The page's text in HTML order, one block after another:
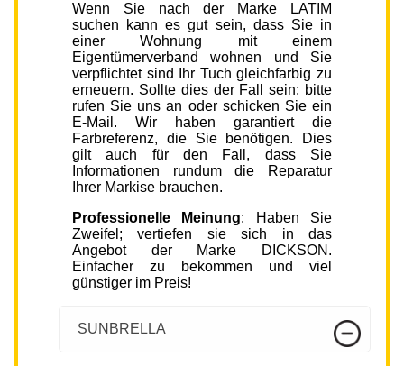
Wenn Sie nach der Marke LATIM
suchen kann es gut sein, dass Sie in
einer Wohnung mit einem
Eigentümerverband wohnen und Sie
verpflichtet sind Ihr Tuch gleichfarbig zu
erneuern. Sollte dies der Fall sein: bitte
rufen Sie uns an oder schicken Sie ein
E-Mail. Wir haben garantiert die
Farbreferenz, die Sie benötigen. Dies
gilt auch für den Fall, dass Sie
Informationen rundum die Reparatur
Ihrer Markise brauchen.
Professionelle Meinung: Haben Sie
Zweifel; vertiefen sie sich in das
Angebot der Marke DICKSON.
Einfacher zu bekommen und viel
günstiger im Preis!
SUNBRELLA